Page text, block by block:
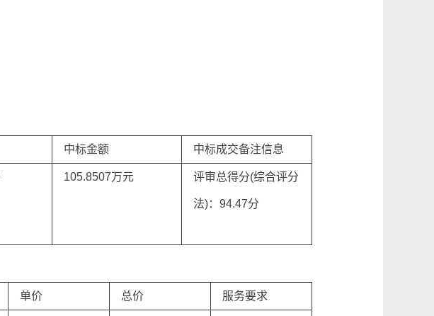
中标金额 中标成交备注信息
105.8507万元 评审总得分(综合评分
法)：94.47分
单价 总价 服务要求